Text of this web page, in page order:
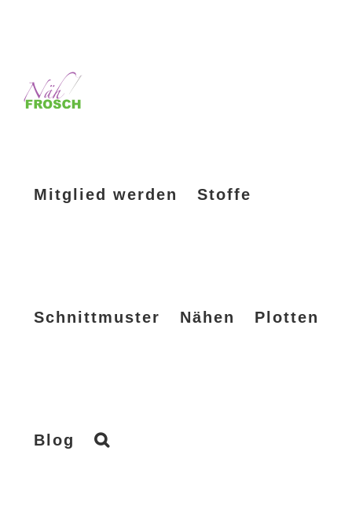
Mitglied werden Stoffe
Schnittmuster Nähen Plotten
Blog